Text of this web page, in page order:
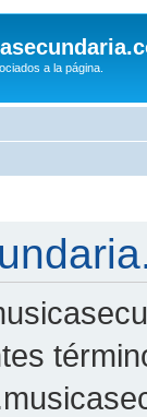
a la página.